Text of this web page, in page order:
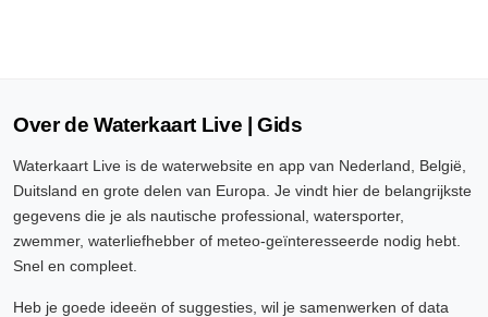
Over de Waterkaart Live | Gids
Waterkaart Live is de waterwebsite en app van Nederland, België,
Duitsland en grote delen van Europa. Je vindt hier de belangrijkste
gegevens die je als nautische professional, watersporter,
zwemmer, waterliefhebber of meteo-geïnteresseerde nodig hebt.
Snel en compleet.
Heb je goede ideeën of suggesties, wil je samenwerken of data